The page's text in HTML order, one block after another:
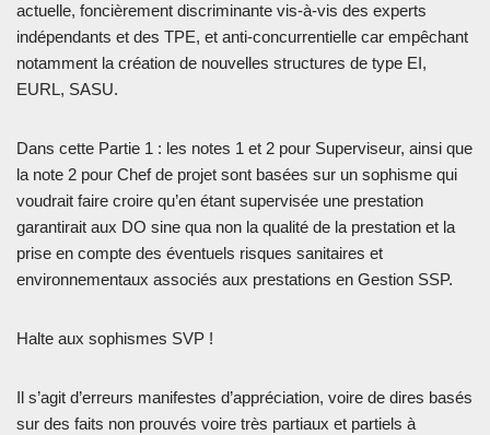
actuelle, foncièrement discriminante vis-à-vis des experts
indépendants et des TPE, et anti-concurrentielle car empêchant
notamment la création de nouvelles structures de type EI,
EURL, SASU.
Dans cette Partie 1 : les notes 1 et 2 pour Superviseur, ainsi que
la note 2 pour Chef de projet sont basées sur un sophisme qui
voudrait faire croire qu’en étant supervisée une prestation
garantirait aux DO sine qua non la qualité de la prestation et la
prise en compte des éventuels risques sanitaires et
environnementaux associés aux prestations en Gestion SSP.
Halte aux sophismes SVP !
Il s’agit d’erreurs manifestes d’appréciation, voire de dires basés
sur des faits non prouvés voire très partiaux et partiels à